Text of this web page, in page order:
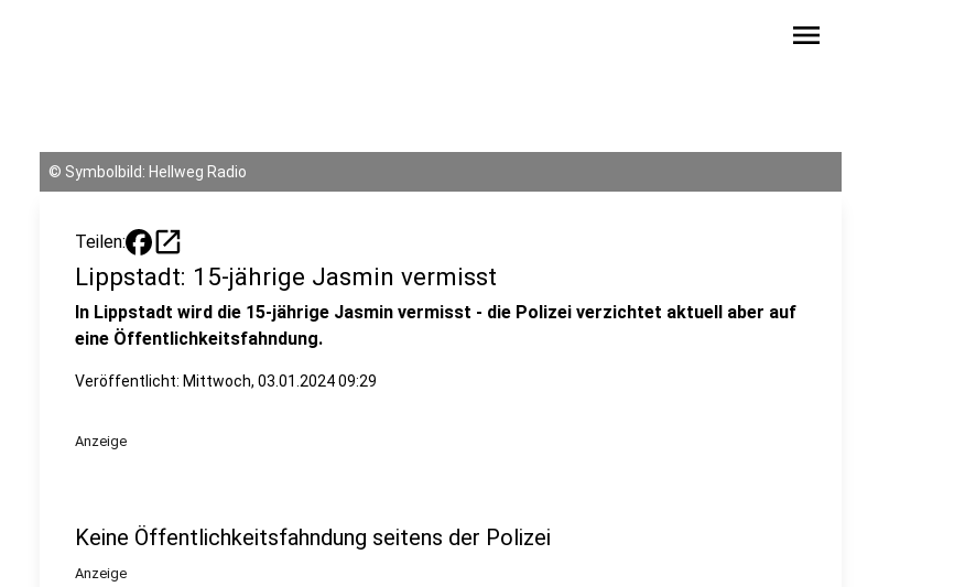
menu
© Symbolbild: Hellweg Radio
Teilen: open_in_new
Lippstadt: 15-jährige Jasmin vermisst
In Lippstadt wird die 15-jährige Jasmin vermisst - die Polizei verzichtet aktuell aber auf
eine Öffentlichkeitsfahndung.
Veröffentlicht: Mittwoch, 03.01.2024 09:29
Anzeige
Keine Öffentlichkeitsfahndung seitens der Polizei
Anzeige